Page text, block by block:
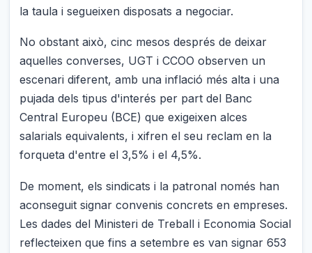
la taula i segueixen disposats a negociar.
No obstant això, cinc mesos després de deixar
aquelles converses, UGT i CCOO observen un
escenari diferent, amb una inflació més alta i una
pujada dels tipus d'interés per part del Banc
Central Europeu (BCE) que exigeixen alces
salarials equivalents, i xifren el seu reclam en la
forqueta d'entre el 3,5% i el 4,5%.
De moment, els sindicats i la patronal només han
aconseguit signar convenis concrets en empreses.
Les dades del Ministeri de Treball i Economia Social
reflecteixen que fins a setembre es van signar 653